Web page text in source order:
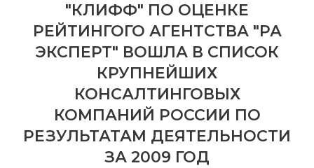
"КЛИФФ" ПО ОЦЕНКЕ
РЕЙТИНГОГО АГЕНТСТВА "РА
ЭКСПЕРТ" ВОШЛА В СПИСОК
КРУПНЕЙШИХ
КОНСАЛТИНГОВЫХ
КОМПАНИЙ РОССИИ ПО
РЕЗУЛЬТАТАМ ДЕЯТЕЛЬНОСТИ
ЗА 2009 ГОД